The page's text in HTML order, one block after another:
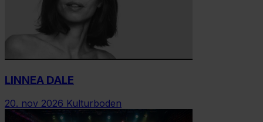
LINNEA DALE
20. nov 2026 Kulturboden